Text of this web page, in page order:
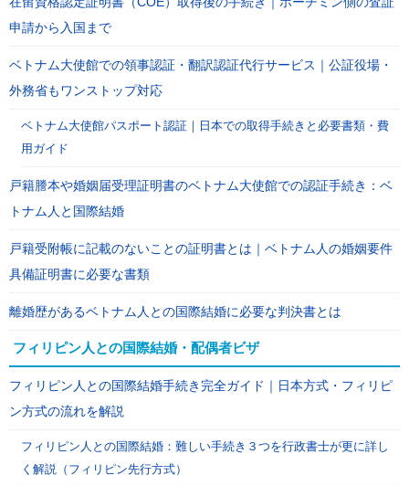
申請から入国まで
ベトナム大使館での領事認証・翻訳認証代行サービス｜公証役場・
外務省もワンストップ対応
ベトナム大使館パスポート認証｜日本での取得手続きと必要書類・費
用ガイド
戸籍謄本や婚姻届受理証明書のベトナム大使館での認証手続き：ベ
トナム人と国際結婚
戸籍受附帳に記載のないことの証明書とは｜ベトナム人の婚姻要件
具備証明書に必要な書類
離婚歴があるベトナム人との国際結婚に必要な判決書とは
フィリピン人との国際結婚・配偶者ビザ
フィリピン人との国際結婚手続き完全ガイド｜日本方式・フィリピ
ン方式の流れを解説
フィリピン人との国際結婚：難しい手続き３つを行政書士が更に詳し
く解説（フィリピン先行方式）